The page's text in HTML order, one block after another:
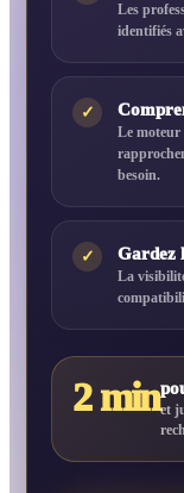
Les
identifiés
✓
Le moteur
besoin.
✓ Gardez
La
2 minet